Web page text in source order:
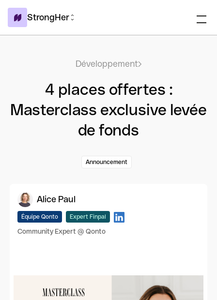
StrongHer
Développement
4 places offertes :
Masterclass exclusive levée
de fonds
Announcement
Alice Paul
Équipe Qonto Expert Finpal
Community Expert @ Qonto